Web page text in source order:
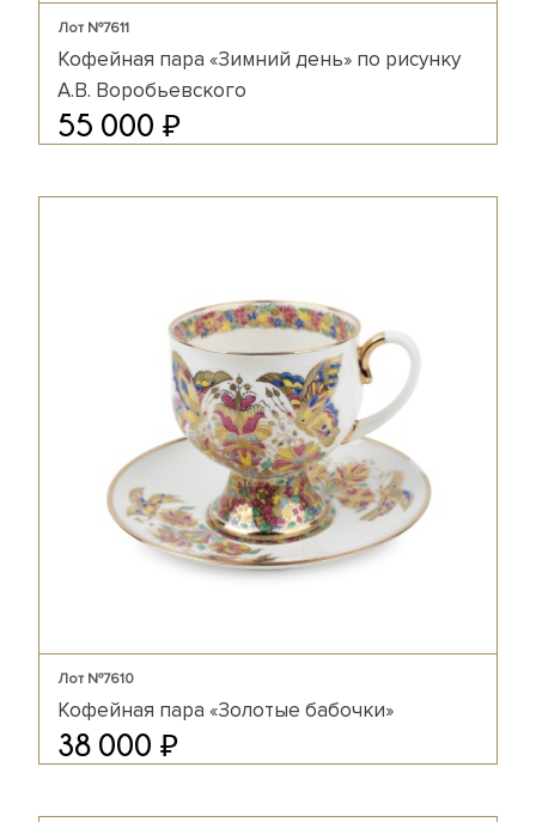
Лот №7611
Кофейная пара «Зимний день» по рисунку
А.В. Воробьевского
55 000 ₽
Лот №7610
Кофейная пара «Золотые бабочки»
38 000 ₽